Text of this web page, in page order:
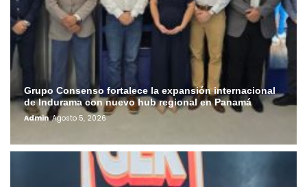
Grupo Consenso fortalece la expansión internacional
de Indurama con nuevo hub regional en Panamá
Admin Agosto 5, 2026